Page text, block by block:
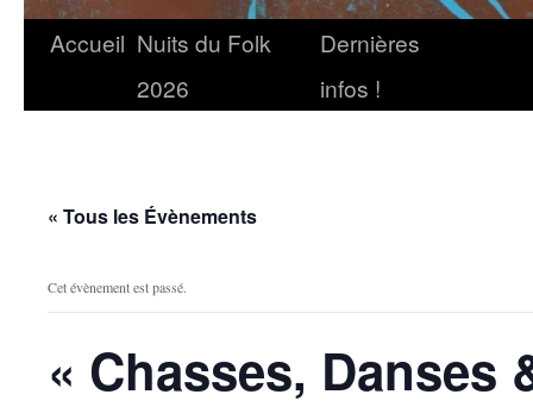
Accueil Nuits du Folk
2026
Dernières
infos !
« Tous les Évènements
Cet évènement est passé.
« Chasses, Danses